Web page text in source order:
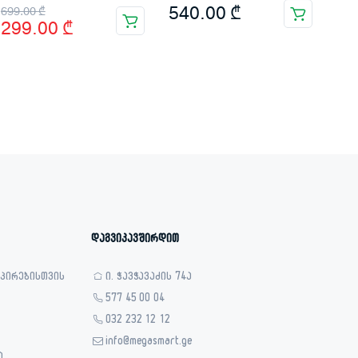
699.00₾
Original
price
299.00 ₾
Current
price
540.00 ₾
დაგვიკავშირდით
ი. ჭავჭავაძის 74ა
577 45 00 04
032 232 12 12
info@megasmart.ge